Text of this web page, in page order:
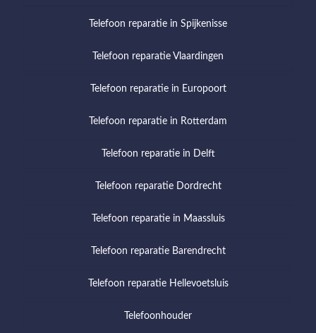
Telefoon reparatie in Spijkenisse
Telefoon reparatie Vlaardingen
Telefoon reparatie in Europoort
Telefoon reparatie in Rotterdam
Telefoon reparatie in Delft
Telefoon reparatie Dordrecht
Telefoon reparatie in Maassluis
Telefoon reparatie Barendrecht
Telefoon reparatie Hellevoetsluis
Telefoonhouder